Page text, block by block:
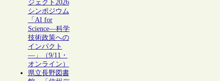
ジェクト2026
シンポジウム
「AI for
Science―科学
技術政策への
インパクト
―」（9/11・
オンライン）
県立長野図書